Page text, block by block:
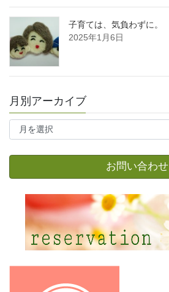
子育ては、気負わずに。
2025年1月6日
月別アーカイブ
月
ー
お問い合わせ